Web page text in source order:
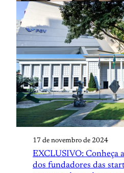
17 de novembro de 2024
EXCLUSIVO: Conheça
dos fundadores das